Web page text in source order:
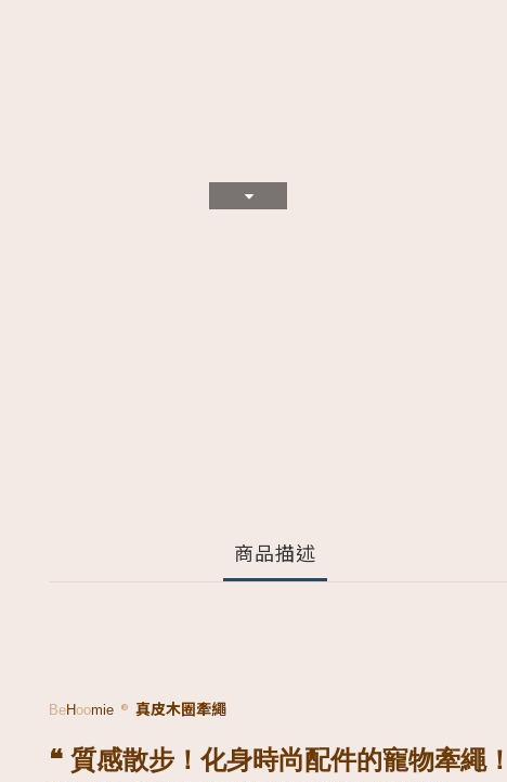
商品描述
BeHoomie
  ®
真皮木圈牽繩
❝ 質感散步！化身時尚配件的寵物牽繩！